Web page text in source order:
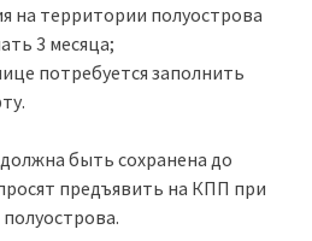
на территории полуострова
3 месяца;
потребуется заполнить
быть сохранена до
предъявить на КПП при